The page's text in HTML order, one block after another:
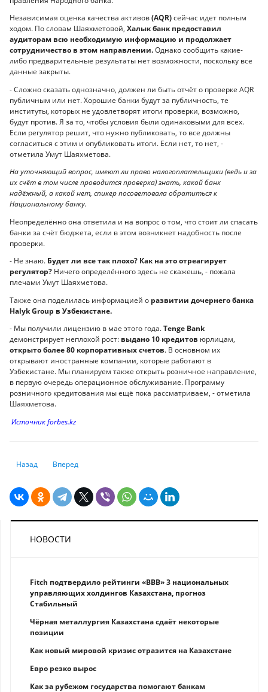
Независимая оценка качества активов(AQR)сейчас идет полным
ходом. По словам Шаяхметовой, Халык банк предоставил
аудиторам всю необходимую информацию и продолжает
сотрудничество в этом направлении.Однако сообщить какие-
либо предварительные результаты нет возможности, поскольку все
данные закрыты.
- Сложно сказать однозначно, должен ли быть отчёт о проверке AQR
публичным или нет. Хорошие банки будут за публичность, те
институты, которых не удовлетворят итоги проверки, возможно,
будут против. Я за то, чтобы условия были одинаковыми для всех.
Если регулятор решит, что нужно публиковать, то все должны
согласиться с этим и опубликовать итоги. Если нет, то нет, -
отметила Умут Шаяхметова.
На уточняющий вопрос, имеют ли право налогоплательщики (ведь и за
их счёт в том числе проводится проверка) знать, какой банк
надёжный, а какой нет, спикер посоветовала обратиться к
Национальному банку.
Неопределённо она ответила и на вопрос о том, что стоит ли спасать
банки за счёт бюджета, если в этом возникнет надобность после
проверки.
- Не знаю. Будет ли все так плохо? Как на это отреагирует
регулятор? Ничего определённого здесь не скажешь, - пожала
плечами Умут Шаяхметова.
Также она поделилась информацией о развитии дочернего банка
Halyk Group в Узбекистане.
- Мы получили лицензию в мае этого года.Tenge Bank
демонстрирует неплохой рост: выдано 10 кредитов юрлицам,
открыто более 80 корпоративных счетов. В основном их
открывают иностранные компании, которые работают в
Узбекистане. Мы планируем также открыть розничное направление,
в первую очередь операционное обслуживание. Программу
розничного кредитования мы ещё пока рассматриваем, - отметила
Шаяхметова.
Источник forbes.kz
Предыдущий: Куда казахстанцам инвестировать доллары
Назад Следующий: Мурат Темирханов: Руководить «новым АФН»
Вперед
НОВОСТИ
Fitch подтвердило рейтинги «BBB» 3 национальных
управляющих холдингов Казахстана, прогноз
Стабильный
Чёрная металлургия Казахстана сдаёт некоторые
позиции
Как новый мировой кризис отразится на Казахстане
Eврo рeзкo вырос
Как за рубежом государства помогают банкам